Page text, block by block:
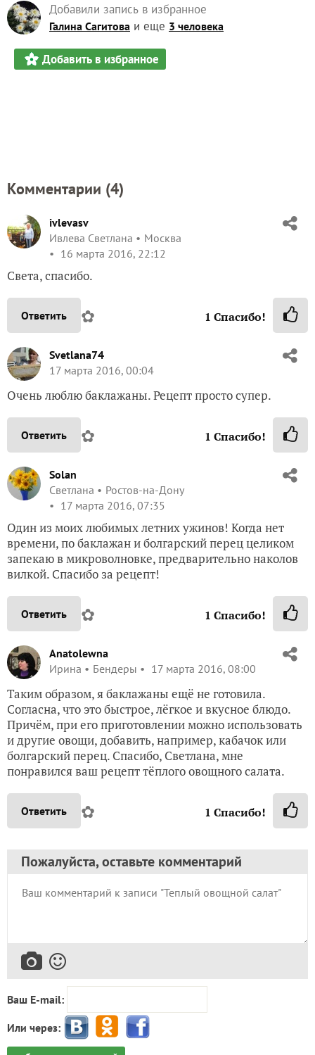
Добавили запись в избранное
Галина Сагитова и еще 3 человека
Добавить в избранное
Комментарии (4)
ivlevasv
Ивлева Светлана
Москва
16 марта 2016, 22:12
Света, спасибо.
Ответить ✿ 1 Спасибо!
Svetlana74
17 марта 2016, 00:04
Очень люблю баклажаны. Рецепт просто супер.
Ответить ✿ 1 Спасибо!
Solan
Светлана
Ростов-на-Дону
17 марта 2016, 07:35
Один из моих любимых летних ужинов! Когда нет
времени, по баклажан и болгарский перец целиком
запекаю в микроволновке, предварительно наколов
вилкой. Спасибо за рецепт!
Ответить ✿ 1 Спасибо!
Anatolewna
Ирина
Бендеры 17 марта 2016, 08:00
Таким образом, я баклажаны ещё не готовила.
Согласна, что это быстрое, лёгкое и вкусное блюдо.
Причём, при его приготовлении можно использовать
и другие овощи, добавить, например, кабачок или
болгарский перец. Спасибо, Светлана, мне
понравился ваш рецепт тёплого овощного салата.
Ответить ✿ 1 Спасибо!
Пожалуйста, оставьте комментарий
Ваш E-mail:
Или через: